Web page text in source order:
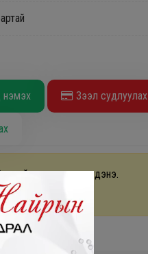
нэмэх Зээл судлуулах
дотор хүргэгдэнэ.